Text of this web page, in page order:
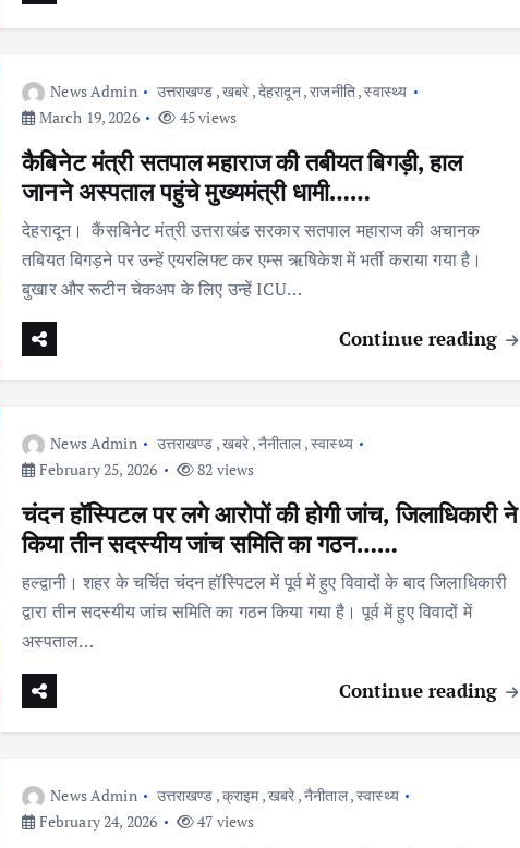
News Admin उत्तराखण्ड ,खबरे ,देहरादून,राजनीति,स्वास्थ्य
March 19, 2026
45 views
कैबिनेट मंत्री सतपाल महाराज की तबीयत बिगड़ी, हाल
जानने अस्पताल पहुंचे मुख्यमंत्री धामी……
देहरादून। कैंसबिनेट मंत्री उत्तराखंड सरकार सतपाल महाराज की अचानक
तबियत बिगड़ने पर उन्हें एयरलिफ्ट कर एम्स ऋषिकेश में भर्ती कराया गया है।
बुखार और रूटीन चेकअप के लिए उन्हें ICU…
Continue reading
News Admin उत्तराखण्ड ,खबरे ,नैनीताल,स्वास्थ्य
February 25, 2026
82 views
चंदन हॉस्पिटल पर लगे आरोपों की होगी जांच, जिलाधिकारी ने
किया तीन सदस्यीय जांच समिति का गठन……
हल्द्वानी। शहर के चर्चित चंदन हॉस्पिटल में पूर्व में हुए विवादों के बाद जिलाधिकारी
द्वारा तीन सदस्यीय जांच समिति का गठन किया गया है। पूर्व में हुए विवादों में
अस्पताल…
Continue reading
News Admin उत्तराखण्ड ,क्राइम,खबरे ,नैनीताल,स्वास्थ्य
February 24, 2026
47 views